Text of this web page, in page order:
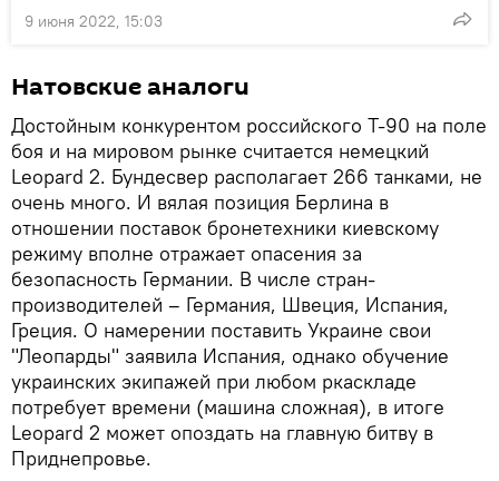
9 июня 2022, 15:03
Натовские аналоги
Достойным конкурентом российского Т-90 на поле
боя и на мировом рынке считается немецкий
Leopard 2. Бундесвер располагает 266 танками, не
очень много. И вялая позиция Берлина в
отношении поставок бронетехники киевскому
режиму вполне отражает опасения за
безопасность Германии. В числе стран-
производителей – Германия, Швеция, Испания,
Греция. О намерении поставить Украине свои
"Леопарды" заявила Испания, однако обучение
украинских экипажей при любом ркаскладе
потребует времени (машина сложная), в итоге
Leopard 2 может опоздать на главную битву в
Приднепровье.